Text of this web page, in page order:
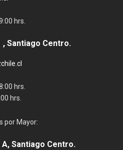
hrs.
, Santiago Centro.
hrs.
hrs.
por Mayor:
Santiago Centro.